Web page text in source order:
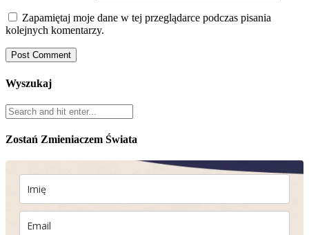
Zapamiętaj moje dane w tej przeglądarce podczas pisania
kolejnych komentarzy.
Wyszukaj
Zostań Zmieniaczem Świata